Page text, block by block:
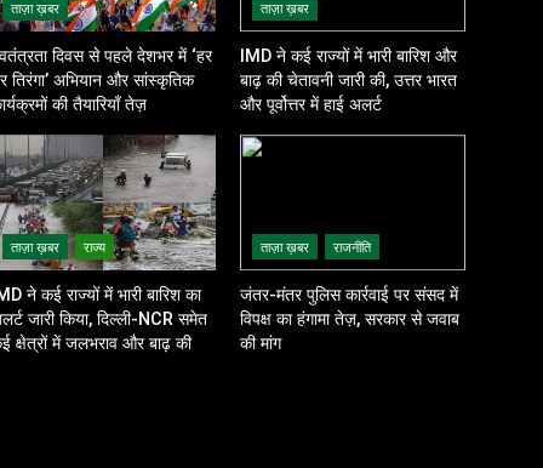
ताज़ा ख़बर
दिवस से पहले देशभर में ‘हर
तिरंगा’ अभियान और सांस्कृतिक
की तैयारियाँ तेज़
ताज़ा ख़बर
IMD ने कई राज्यों में भारी बारिश और
बाढ़ की चेतावनी जारी की, उत्तर भारत
और पूर्वोत्तर में हाई अलर्ट
ताज़ा ख़बर राज्य
ने कई राज्यों में भारी बारिश का
जारी किया, दिल्ली-NCR समेत
क्षेत्रों में जलभराव और बाढ़ की
ताज़ा ख़बर राजनीति
जंतर-मंतर पुलिस कार्रवाई पर संसद में
विपक्ष का हंगामा तेज़, सरकार से जवाब
की मांग